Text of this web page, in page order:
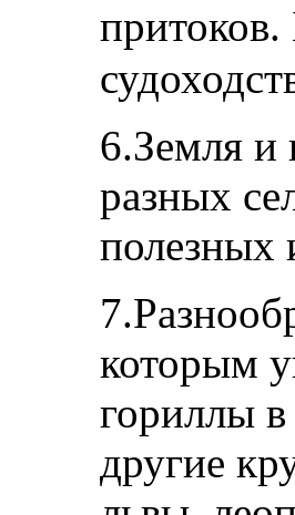
притоков.
6.Земля и
разных
полезных
которым
гориллы
другие